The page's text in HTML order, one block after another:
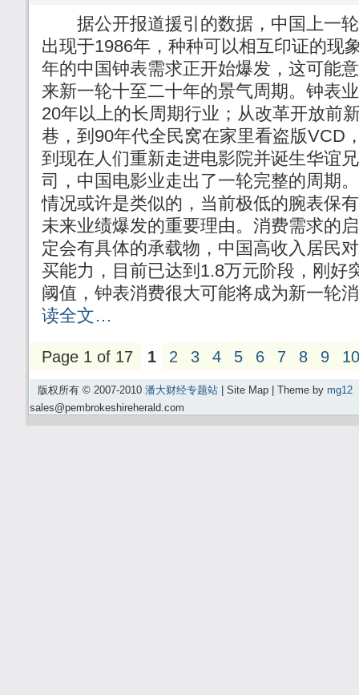
据公开报道援引的数据，中国上一轮
出现于1986年，种种可以相互印证的现
年的中国钟表需求正开始爆发，这可能
来新一轮十至二十年的景气周期。钟表
20年以上的长周期行业；从改革开放前
巷，到90年代全民窝在家里看盗版VCD
到现在人们重新走进电影院并诞生华谊
司，中国电影业走出了一轮完整的周期
情况或许是类似的，当前极低的腕表保
未来业绩爆发的重要理由。消费需求的
定会有具体的承载物，中国高收入居民
买能力，目前已达到1.8万元阶段，刚好
阈值，钟表消费很大可能将成为新一轮
读全文…
Page 1 of 17 1 2 3 4 5 6 7 8 9 10
版权所有 © 2007-2010 潘大财经专题站 | Site Map | Theme by mg12
sales@pembrokeshireherald.com